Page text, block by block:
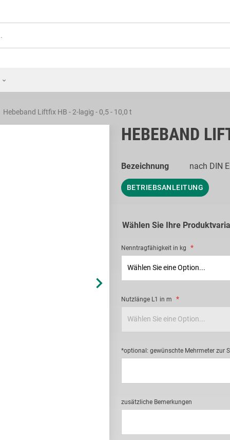
Hebeband Liftfix HB - 2-lagig - 0,5 - 10,0 t
HEBEBAND
Bezeichnung nach DIN
BETRIEBSANLEITUNG
Wählen Sie Ihre
Nenntragfähigkeit in kg
Nutzlänge L1 in m
*optional: gewünschte Mehrmeter zur
zusätzliche Bemerkungen